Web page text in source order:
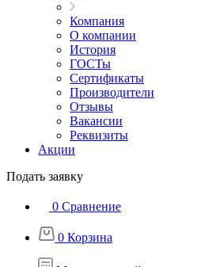
Компания
О компании
История
ГОСТы
Сертификаты
Производители
Отзывы
Вакансии
Реквизиты
Акции
Подать заявку
0 Сравнение
0 Корзина